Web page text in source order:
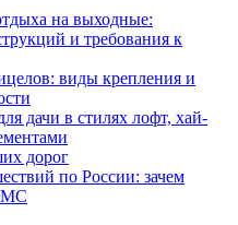
на выходные:
и требования к
виды крепления и
дачи в стилях лофт, хай-
дорог
по России: зачем